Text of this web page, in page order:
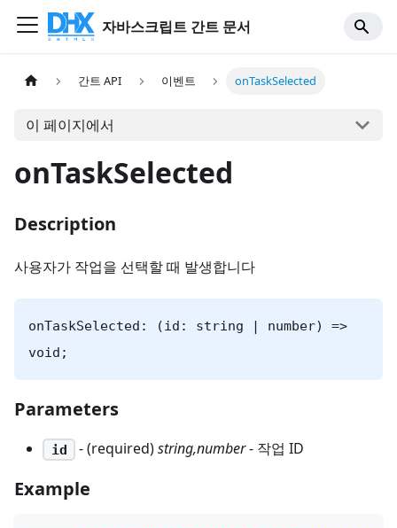
자바스크립트 간트 문서
간트 API 이벤트 onTaskSelected
이 페이지에서
onTaskSelected
Description
사용자가 작업을 선택할 때 발생합니다
onTaskSelected: (id: string | number) =>
void;
Parameters
id - (required)string,number- 작업 ID
Example